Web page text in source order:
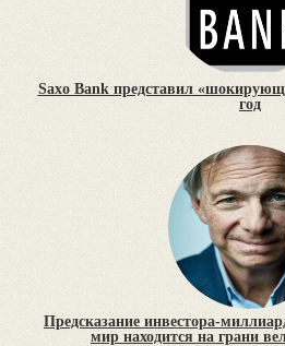
Saxo Bank представил
год
Предсказание инвестора-
мир находится на грани